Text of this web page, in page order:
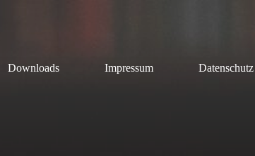
Downloads Impressum Datenschutz